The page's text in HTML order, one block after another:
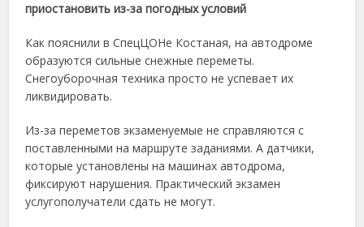
приостановить из-за погодных условий
Как пояснили в СпецЦОНе Костаная, на автодроме
образуются сильные снежные переметы.
Снегоуборочная техника просто не успевает их
ликвидировать.
Из-за переметов экзаменуемые не справляются с
поставленными на маршруте заданиями. А датчики,
которые установлены на машинах автодрома,
фиксируют нарушения. Практический экзамен
услугополучатели сдать не могут.